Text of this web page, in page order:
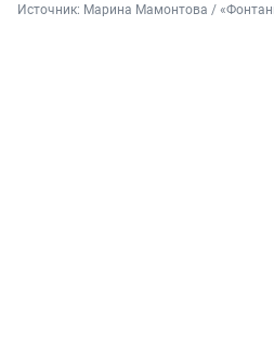
Источник: Марина Мамонтова /